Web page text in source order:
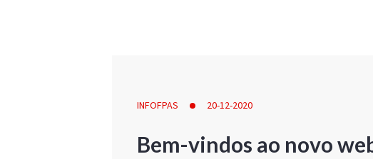
INFOFPAS 20-12-2020
Bem-vindos ao novo